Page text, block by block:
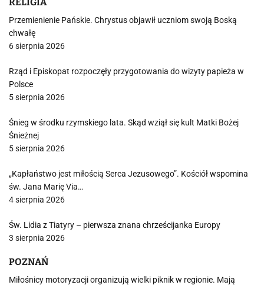
Przemienienie Pańskie. Chrystus objawił uczniom swoją Boską
chwałę
6 sierpnia 2026
Rząd i Episkopat rozpoczęły przygotowania do wizyty papieża w
Polsce
5 sierpnia 2026
Śnieg w środku rzymskiego lata. Skąd wziął się kult Matki Bożej
Śnieżnej
5 sierpnia 2026
„Kapłaństwo jest miłością Serca Jezusowego”. Kościół wspomina
św. Jana Marię Via…
4 sierpnia 2026
Św. Lidia z Tiatyry – pierwsza znana chrześcijanka Europy
3 sierpnia 2026
POZNAŃ
Miłośnicy motoryzacji organizują wielki piknik w regionie. Mają